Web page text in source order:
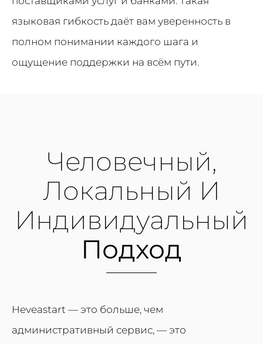
языковая гибкость даёт вам уверенность в
полном понимании каждого шага и
ощущение поддержки на всём пути.
Человечный,
Локальный И
Индивидуальный
Подход
Heveastart — это больше, чем
административный сервис, — это